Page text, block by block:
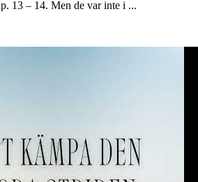
13 – 14. Men de var inte i ...